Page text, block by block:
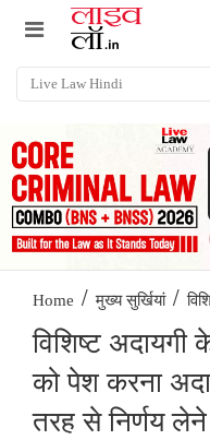
Home / मुख्य सुर्खियां /
विशिष्ट अदायगी
को पेश करना
तरह से निर्णय लेने